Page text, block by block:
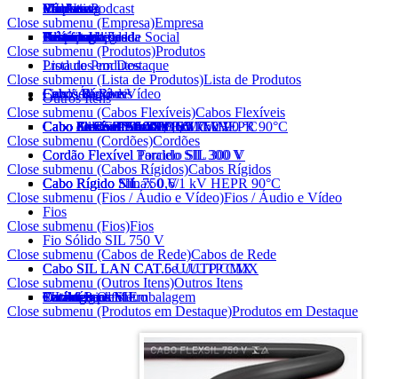
Empresa
Produtos
Vendas
Marketing
Vídeo e Podcast
SIL News
Eletricista
Contato
Close submenu (Empresa)Empresa
Histórico
Tecnologia
Certificados
Homologações
Política Integrada
Prêmios
Responsabilidade Social
Sustentabilidade
Alianças
Close submenu (Produtos)Produtos
Lista de Produtos
Produtos em Destaque
Close submenu (Lista de Produtos)Lista de Produtos
Cabos Flexíveis
Cordões
Cabos Rígidos
Fios / Áudio e Vídeo
Cabos de Rede
Outros Itens
Close submenu (Cabos Flexíveis)Cabos Flexíveis
Cabo FlexSil 750 V
Cabo Flexível AtoxSil
Cabo Flexível AtoxSil 0,6/1 kV 90 °C
Cabo AtoxSil Solar 1,8 kV C.C.
Cabo Flexível Silnax 0,6/1 kV HEPR 90°C
Cabo Silflex PP 500 V
Cabo Solda SIL 100 V
Cabo de Controle SIL 1 kV
Cabo de Controle BFC SIL 1 kV
Cabo Flexível AtoxSil Eco 750 V
Close submenu (Cordões)Cordões
Cordão Flexível Paralelo SIL 300 V
Cordão Flexível Torcido SIL 300 V
Close submenu (Cabos Rígidos)Cabos Rígidos
Cabo Rígido SIL 750 V
Cabo Rígido Silnax 0,6/1 kV HEPR 90°C
Cabo Rígido Nú
Close submenu (Fios / Áudio e Vídeo)Fios / Áudio e Vídeo
Fios
Close submenu (Fios)Fios
Fio Sólido SIL 750 V
Close submenu (Cabos de Rede)Cabos de Rede
Cabo SIL LAN CAT.5e U/UTP CMX
Cabo SIL LAN CAT.6 U/UTP CMX
Close submenu (Outros Itens)Outros Itens
Outros Itens
Carretéis
Pocket Pack SIL
SIL Metro a Metro
Tecnologia em Embalagem
Catálogo Online
Catálogo pdf
Close submenu (Produtos em Destaque)Produtos em Destaque